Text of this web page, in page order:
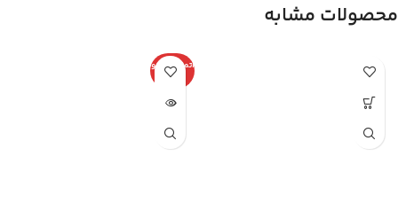
محصولات مشابه
اتمام موجو
دی